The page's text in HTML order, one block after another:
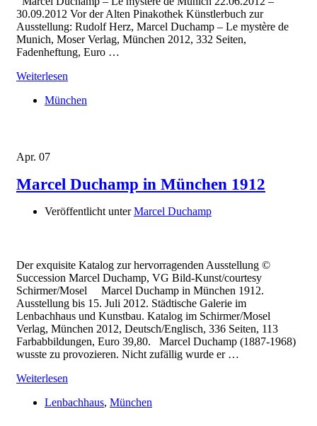
30.09.2012 Vor der Alten Pinakothek Künstlerbuch zur
Ausstellung: Rudolf Herz, Marcel Duchamp – Le mystère de
Munich, Moser Verlag, München 2012, 332 Seiten,
Fadenheftung, Euro …
Weiterlesen
München
Apr. 07
Marcel Duchamp in München 1912
Veröffentlicht unterMarcel Duchamp
Der exquisite Katalog zur hervorragenden Ausstellung ©
Succession Marcel Duchamp, VG Bild-Kunst/courtesy
Schirmer/Mosel Marcel Duchamp in München 1912.
Ausstellung bis 15. Juli 2012. Städtische Galerie im
Lenbachhaus und Kunstbau. Katalog im Schirmer/Mosel
Verlag, München 2012, Deutsch/Englisch, 336 Seiten, 113
Farbabbildungen, Euro 39,80. Marcel Duchamp (1887-1968)
wusste zu provozieren. Nicht zufällig wurde er …
Weiterlesen
Lenbachhaus, München